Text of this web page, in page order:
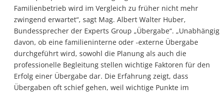
Familienbetrieb wird im Vergleich zu früher nicht mehr
zwingend erwartet“, sagt Mag. Albert Walter Huber,
Bundessprecher der Experts Group „Übergabe“. „Unabhängig
davon, ob eine familieninterne oder -externe Übergabe
durchgeführt wird, sowohl die Planung als auch die
professionelle Begleitung stellen wichtige Faktoren für den
Erfolg einer Übergabe dar. Die Erfahrung zeigt, dass
Übergaben oft schief gehen, weil wichtige Punkte im